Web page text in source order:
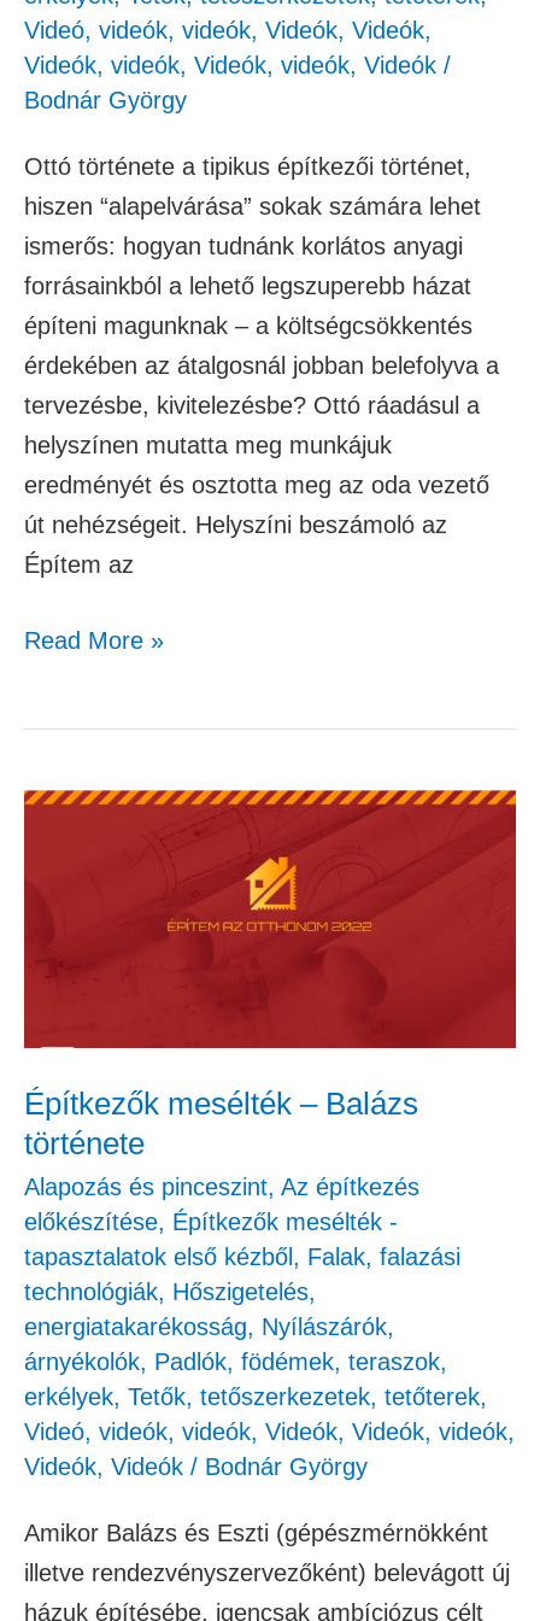
Videó, videók, videók, Videók, Videók,
Videók, videók, Videók, videók, Videók /
Bodnár György
Ottó története a tipikus építkezői történet,
hiszen “alapelvárása” sokak számára lehet
ismerős: hogyan tudnánk korlátos anyagi
forrásainkból a lehető legszuperebb házat
építeni magunknak – a költségcsökkentés
érdekében az átalgosnál jobban belefolyva a
tervezésbe, kivitelezésbe? Ottó ráadásul a
helyszínen mutatta meg munkájuk
eredményét és osztotta meg az oda vezető
út nehézségeit. Helyszíni beszámoló az
Építem az
Read More »
Építkezők mesélték – Balázs
története
Alapozás és pinceszint, Az építkezés
előkészítése, Építkezők mesélték -
tapasztalatok első kézből , Falak, falazási
technológiák, Hőszigetelés,
energiatakarékosság, Nyílászárók,
árnyékolók, Padlók, födémek, teraszok,
erkélyek, Tetők, tetőszerkezetek, tetőterek,
Videó, videók, videók, Videók, Videók, videók,
Videók, Videók / Bodnár György
Amikor Balázs és Eszti (gépészmérnökként
illetve rendezvényszervezőként) belevágott új
házuk építésébe, igencsak ambíciózus célt
Építkezők